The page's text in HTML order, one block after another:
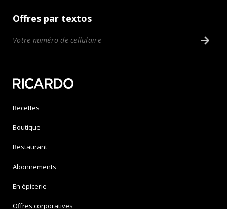
Offres par textos
Recettes
Boutique
Restaurant
Abonnements
En épicerie
Offres corporatives